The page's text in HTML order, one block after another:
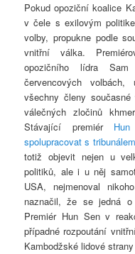
Pokud opoziční koalice
v čele s exilovým
volby, propukne podle
vnitřní válka.
opozičního lídra
červencových
všechny členy
válečných zločinů
Stávající premiér
spolupracovat s tribunálem
totiž objevit nejen u
politiků, ale i u něj
USA, nejmenoval
naznačil, že se jedná
Premiér Hun Sen v
případné rozpoutání
Kambodžské lidové